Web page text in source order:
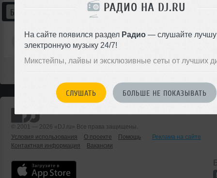
РАДИО НА DJ.RU
На сайте появился раздел Радио— слушайте
электронную музыку 24/7!
Микстейпы, лайвы и эксклюзивные сеты от лучших
СЛУШАТЬ БОЛЬШЕ НЕ ПОКАЗЫВАТЬ
БУДЕТ О СТАНЦИИ СЛУШАТЕЛИ
© 2001 — 2026 «DJ.ru» Все права защищены.
Условия использования
О проекте Помощь
Реклама на сайте
Контактная информация
Вакансии